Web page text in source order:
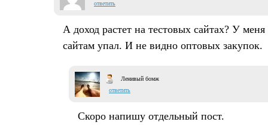
ответить
А доход растет на тестовых сайтах? У
сайтам упал. И не видно оптовых закупок.
Ленивый бомж
ответить
Скоро напишу отдельный пост.